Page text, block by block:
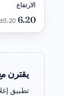
الارتفاع
6.20
±0.20
يقترن
تطبيق